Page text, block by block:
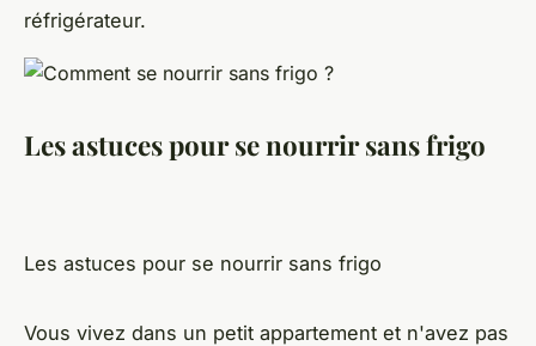
réfrigérateur.
Les astuces pour se nourrir sans frigo
Les astuces pour se nourrir sans frigo
Vous vivez dans un petit appartement et n'avez pas